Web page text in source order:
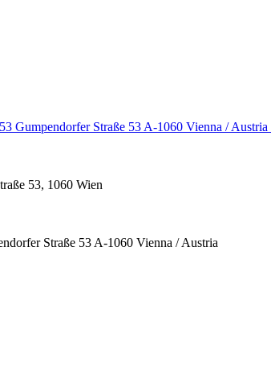
Gumpendorfer Straße 53 A-1060 Vienna / Austria
53, 1060 Wien
Straße 53 A-1060 Vienna / Austria